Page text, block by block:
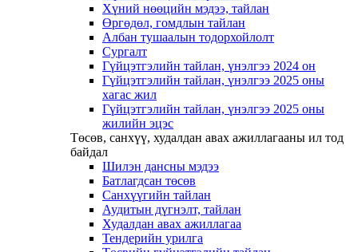
Хүний нөөцийн мэдээ, тайлан
Өргөдөл, гомдлын тайлан
Албан тушаалын тодорхойлолт
Сургалт
Гүйцэтгэлийн тайлан, үнэлгээ 2024 он
Гүйцэтгэлийн тайлан, үнэлгээ 2025 оны
хагас жил
Гүйцэтгэлийн тайлан, үнэлгээ 2025 оны
жилийн эцэс
Төсөв, санхүү, худалдан авах ажиллагааны ил тод
байдал
Шилэн дансны мэдээ
Батлагдсан төсөв
Санхүүгийн тайлан
Аудитын дүгнэлт, тайлан
Худалдан авах ажиллагаа
Тендерийн урилга